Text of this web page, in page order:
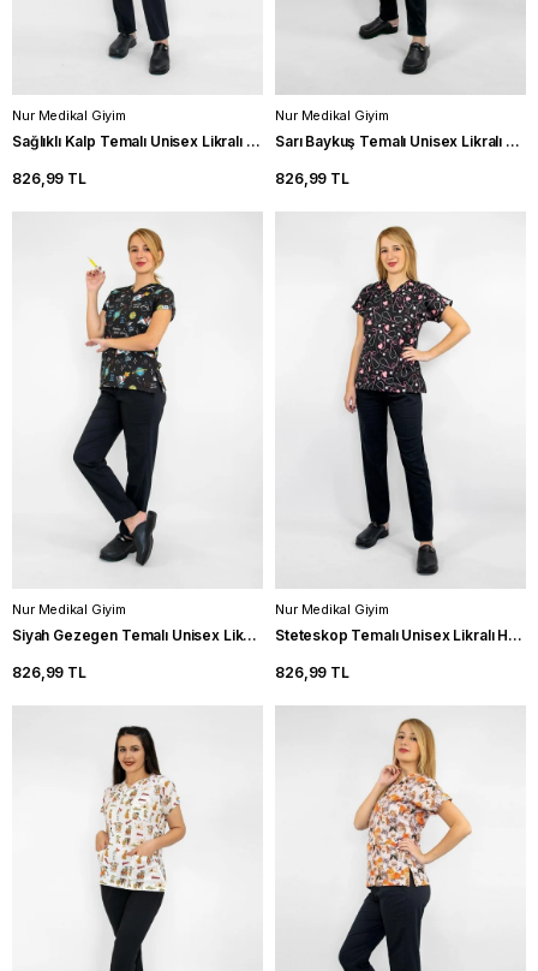
Nur Medikal Giyim
Sağlıklı Kalp Temalı Unisex Likralı Hemşire Forma Takım Doktor Scrubs
826,99 TL
Nur Medikal Giyim
Sarı Baykuş Temalı Unisex Likralı Hemşire Forma Takımı Doktor Scrubs
826,99 TL
Nur Medikal Giyim
Siyah Gezegen Temalı Unisex Likralı Hemşire Forma Takım Doktor Scrubs
826,99 TL
Nur Medikal Giyim
Steteskop Temalı Unisex Likralı Hemşire Forma Takımı Doktor Scrubs
826,99 TL